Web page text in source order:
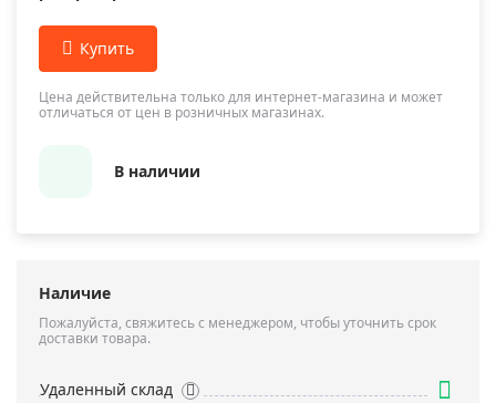
Цена действительна только для интернет-магазина и может
отличаться от цен в розничных магазинах.
В наличии
Наличие
Пожалуйста, свяжитесь с менеджером, чтобы уточнить срок
доставки товара.
Удаленный склад